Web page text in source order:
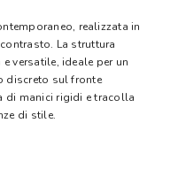
realizzata in
La struttura
versatile, ideale per un
discreto sul fronte
di manici rigidi e tracolla
di stile.